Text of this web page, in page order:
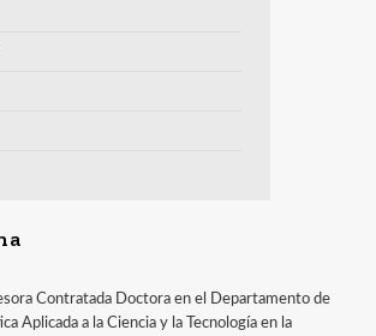
Contratada Doctora en el Departamento de
Aplicada a la Ciencia y la Tecnología en la